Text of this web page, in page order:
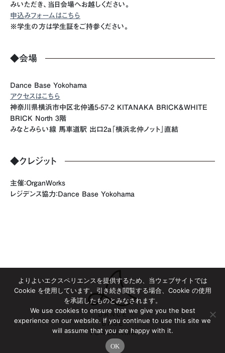
みいただき、当日会場へお越しください。
申込みフォームはこちら
※学生の方は学生証をご持参ください。
◆会場
Dance Base Yokohama
アクセスはこちら
神奈川県横浜市中区北仲通5-57-2 KITANAKA BRICK&WHITE
BRICK North 3階
みなとみらい線 馬車道駅 出口2a「横浜北仲ノット」直結
◆クレジット
主催：OrganWorks
レジデンス協力：Dance Base Yokohama
よりよいエクスペリエンスを提供するため、当ウェブサイトでは
Cookie を使用しています。引き続き閲覧する場合、Cookie の使用
を承諾したものとみなされます。
We use cookies to ensure that we give you the best
experience on our website. If you continue to use this site we
will assume that you are happy with it.
OK